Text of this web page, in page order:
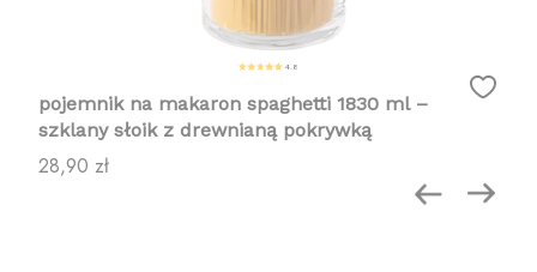
4.8
pojemnik na makaron spaghetti 1830 ml –
szklany słoik z drewnianą pokrywką
Cena
28,90 zł